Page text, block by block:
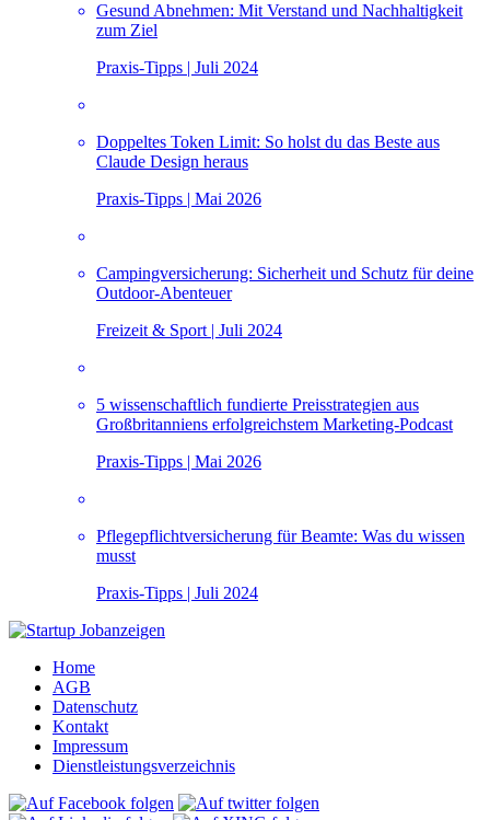
Gesund Abnehmen: Mit Verstand und Nachhaltigkeit
zum Ziel
Praxis-Tipps | Juli 2024
Doppeltes Token Limit: So holst du das Beste aus
Claude Design heraus
Praxis-Tipps | Mai 2026
Campingversicherung: Sicherheit und Schutz für deine
Outdoor-Abenteuer
Freizeit & Sport | Juli 2024
5 wissenschaftlich fundierte Preisstrategien aus
Großbritanniens erfolgreichstem Marketing-Podcast
Praxis-Tipps | Mai 2026
Pflegepflichtversicherung für Beamte: Was du wissen
musst
Praxis-Tipps | Juli 2024
Home
AGB
Datenschutz
Kontakt
Impressum
Dienstleistungsverzeichnis